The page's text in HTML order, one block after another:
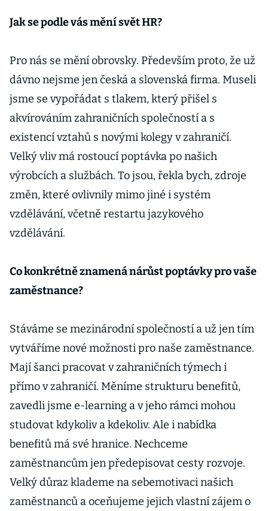
Jak se podle vás mění svět HR?
Pro nás se mění obrovsky. Především proto, že už
dávno nejsme jen česká a slovenská firma. Museli
jsme se vypořádat s tlakem, který přišel s
akvírováním zahraničních společností a s
existencí vztahů s novými kolegy v zahraničí.
Velký vliv má rostoucí poptávka po našich
výrobcích a službách. To jsou, řekla bych, zdroje
změn, které ovlivnily mimo jiné i systém
vzdělávání, včetně restartu jazykového
vzdělávání.
Co konkrétně znamená nárůst poptávky pro vaše
zaměstnance?
Stáváme se mezinárodní společností a už jen tím
vytváříme nové možnosti pro naše zaměstnance.
Mají šanci pracovat v zahraničních týmech i
přímo v zahraničí. Měníme strukturu benefitů,
zavedli jsme e-learning a v jeho rámci mohou
studovat kdykoliv a kdekoliv. Ale i nabídka
benefitů má své hranice. Nechceme
zaměstnancům jen předepisovat cesty rozvoje.
Velký důraz klademe na sebemotivaci našich
zaměstnanců a oceňujeme jejich vlastní zájem o